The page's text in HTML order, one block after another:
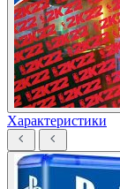
Характеристики